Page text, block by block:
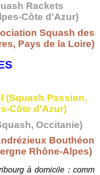
Rackets
Côte d'Azur)
Squash des
Pays de la Loire)
(Squash Passion,
Côte d'Azur)
Occitanie)
Bouthéon
Rhône-Alpes)
à domicile : comm